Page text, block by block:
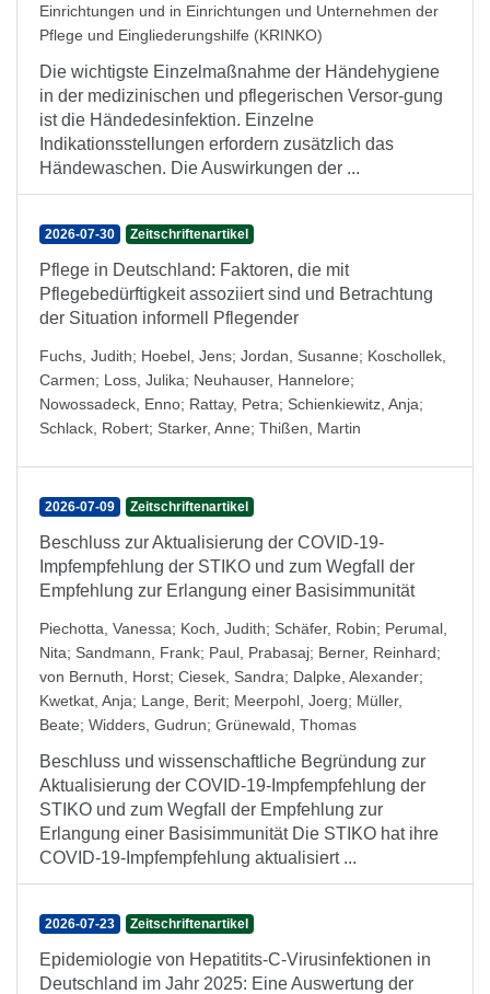
Einrichtungen und in Einrichtungen und Unternehmen der
Pflege und Eingliederungshilfe (KRINKO)
Die wichtigste Einzelmaßnahme der Händehygiene
in der medizinischen und pflegerischen Versor-gung
ist die Händedesinfektion. Einzelne
Indikationsstellungen erfordern zusätzlich das
Händewaschen. Die Auswirkungen der ...
2026-07-30 Zeitschriftenartikel
Pflege in Deutschland: Faktoren, die mit
Pflegebedürftigkeit assoziiert sind und Betrachtung
der Situation informell Pflegender
Fuchs, Judith; Hoebel, Jens; Jordan, Susanne; Koschollek,
Carmen; Loss, Julika; Neuhauser, Hannelore;
Nowossadeck, Enno; Rattay, Petra; Schienkiewitz, Anja;
Schlack, Robert; Starker, Anne; Thißen, Martin
2026-07-09 Zeitschriftenartikel
Beschluss zur Aktualisierung der COVID-19-
Impfempfehlung der STIKO und zum Wegfall der
Empfehlung zur Erlangung einer Basisimmunität
Piechotta, Vanessa; Koch, Judith; Schäfer, Robin; Perumal,
Nita; Sandmann, Frank; Paul, Prabasaj; Berner, Reinhard;
von Bernuth, Horst; Ciesek, Sandra; Dalpke, Alexander;
Kwetkat, Anja; Lange, Berit; Meerpohl, Joerg; Müller,
Beate; Widders, Gudrun; Grünewald, Thomas
Beschluss und wissenschaftliche Begründung zur
Aktualisierung der COVID-19-Impfempfehlung der
STIKO und zum Wegfall der Empfehlung zur
Erlangung einer Basisimmunität Die STIKO hat ihre
COVID-19-Impfempfehlung aktualisiert ...
2026-07-23 Zeitschriftenartikel
Epidemiologie von Hepatitits-C-Virusinfektionen in
Deutschland im Jahr 2025: Eine Auswertung der